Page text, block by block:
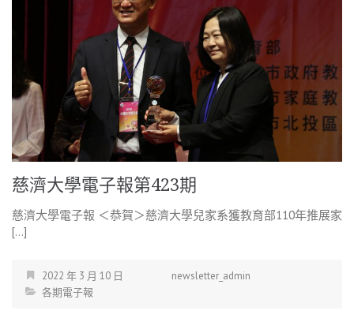
慈濟大學電子報第423期
慈濟大學電子報 ＜恭賀＞慈濟大學兒家系獲教育部110年推展家
[…]
2022 年 3 月 10 日
newsletter_admin
各期電子報